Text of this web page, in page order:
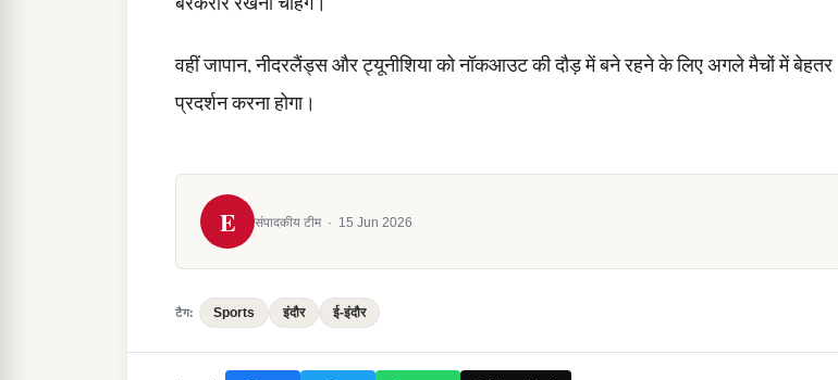
वहीं जापान, नीदरलैंड्स और ट्यूनीशिया को नॉकआउट की दौड़ में बने रहने के लिए अगले मैचों में बेहतर
प्रदर्शन करना होगा।
E संपादकीय टीम · 15 Jun 2026
टैग: Sports इंदौर ई-इंदौर